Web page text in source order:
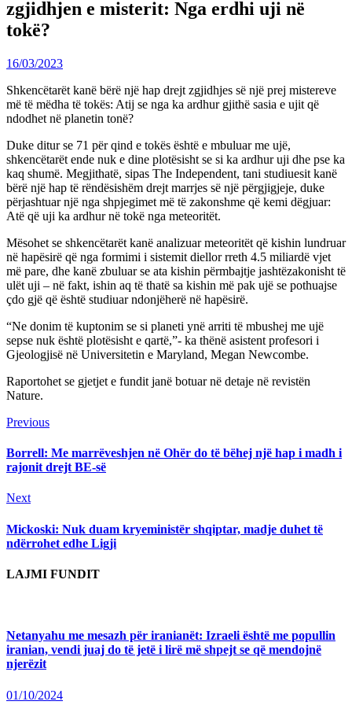
zgjidhjen e misterit: Nga erdhi uji në
tokë?
16/03/2023
Shkencëtarët kanë bërë një hap drejt zgjidhjes së një prej mistereve
më të mëdha të tokës: Atij se nga ka ardhur gjithë sasia e ujit që
ndodhet në planetin tonë?
Duke ditur se 71 për qind e tokës është e mbuluar me ujë,
shkencëtarët ende nuk e dine plotësisht se si ka ardhur uji dhe pse ka
kaq shumë. Megjithatë, sipas The Independent, tani studiuesit kanë
bërë një hap të rëndësishëm drejt marrjes së një përgjigjeje, duke
përjashtuar një nga shpjegimet më të zakonshme që kemi dëgjuar:
Atë që uji ka ardhur në tokë nga meteoritët.
Mësohet se shkencëtarët kanë analizuar meteoritët që kishin lundruar
në hapësirë që nga formimi i sistemit diellor rreth 4.5 miliardë vjet
më pare, dhe kanë zbuluar se ata kishin përmbajtje jashtëzakonisht të
ulët uji – në fakt, ishin aq të thatë sa kishin më pak ujë se pothuajse
çdo gjë që është studiuar ndonjëherë në hapësirë.
“Ne donim të kuptonim se si planeti ynë arriti të mbushej me ujë
sepse nuk është plotësisht e qartë,”- ka thënë asistent profesori i
Gjeologjisë në Universitetin e Maryland, Megan Newcombe.
Raportohet se gjetjet e fundit janë botuar në detaje në revistën
Nature.
Continue
Reading
PreviousPrevious
Borrell: Me marrëveshjen në Ohër do të bëhej një hap i madh i
rajonit drejt BE-së
NextNext
Mickoski: Nuk duam kryeministër shqiptar, madje duhet të
ndërrohet edhe Ligji
LAJMI FUNDIT
Netanyahu me mesazh për iranianët: Izraeli është me popullin
iranian, vendi juaj do të jetë i lirë më shpejt se që mendojnë
njerëzit
01/10/2024